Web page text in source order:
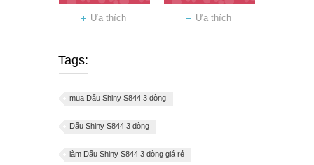
Ưa thích Ưa thích
Tags:
mua Dấu Shiny S844 3 dòng
Dấu Shiny S844 3 dòng
làm Dấu Shiny S844 3 dòng giá rẻ